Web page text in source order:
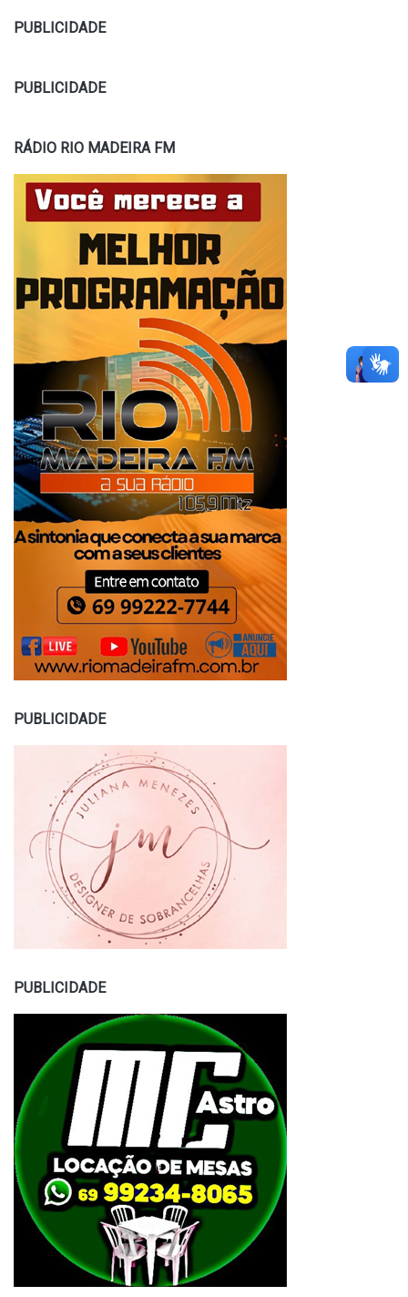
PUBLICIDADE
PUBLICIDADE
RÁDIO RIO MADEIRA FM
PUBLICIDADE
PUBLICIDADE